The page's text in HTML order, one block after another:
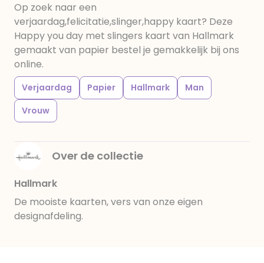
Op zoek naar een
verjaardag,felicitatie,slinger,happy kaart? Deze
Happy you day met slingers kaart van Hallmark
gemaakt van papier bestel je gemakkelijk bij ons
online.
Verjaardag Papier Hallmark
Man
Vrouw
Over de collectie
Hallmark
De mooiste kaarten, vers van onze eigen
designafdeling.